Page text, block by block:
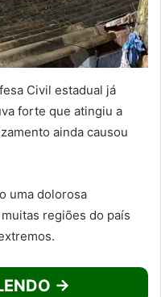
Civil estadual já
forte que atingiu a
ainda causou
uma dolorosa
regiões do país
→